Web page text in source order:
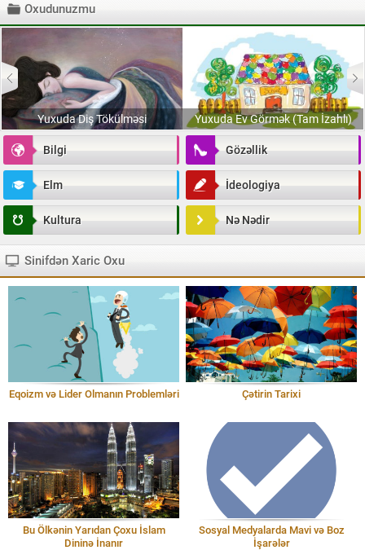
Oxudunuzmu
Yuxuda Diş Tökülməsi Yuxuda Ev Görmək (Tam İzahlı)
Bilgi Gözəllik
Elm İdeologiya
Kultura Nə Nədir
Sinifdən Xaric Oxu
Eqoizm və Lider Olmanın Problemləri Çətirin Tarixi
Bu Ölkənin Yarıdan Çoxu İslam
Dininə İnanır
Sosyal Medyalarda Mavi və Boz
İşarələr